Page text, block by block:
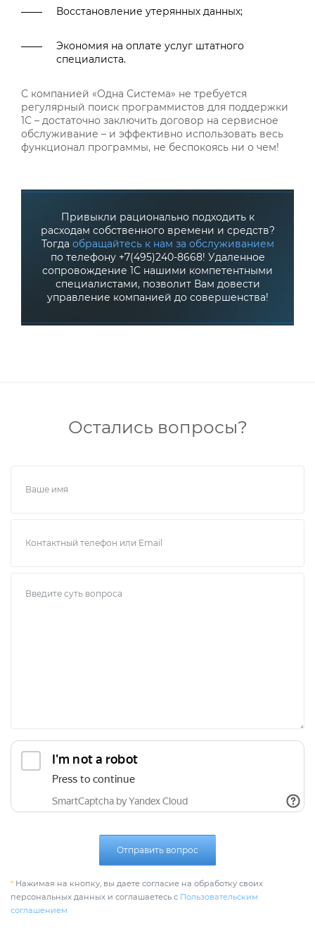
Восстановление утерянных данных;
Экономия на оплате услуг штатного
специалиста.
С компанией «Одна Система» не требуется
регулярный поиск программистов для поддержки
1С – достаточно заключить договор на сервисное
обслуживание – и эффективно использовать весь
функционал программы, не беспокоясь ни о чем!
Привыкли рационально подходить к
расходам собственного времени и средств?
Тогда обращайтесь к нам за обслуживанием
по телефону +7(495)240-8668! Удаленное
сопровождение 1С нашими компетентными
специалистами, позволит Вам довести
управление компанией до совершенства!
Остались вопросы?
Отправить вопрос
* Нажимая на кнопку, вы даете согласие на обработку своих
персональных данных и соглашаетесь с Пользовательским
соглашением